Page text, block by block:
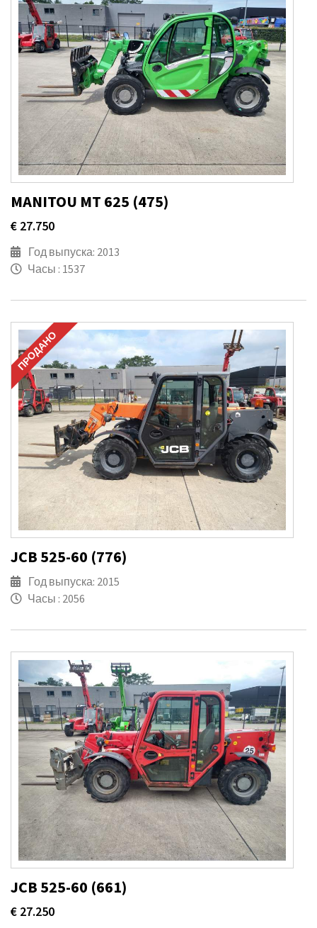
MANITOU MT 625 (475)
€ 27.750
Год выпуска: 2013
Часы : 1537
ПРОДАНО
JCB 525-60 (776)
Год выпуска: 2015
Часы : 2056
JCB 525-60 (661)
€ 27.250